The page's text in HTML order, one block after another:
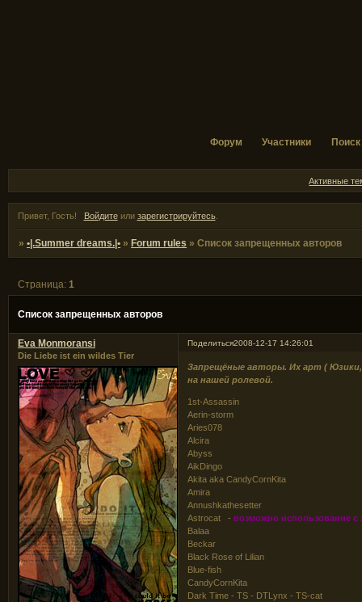
Форум Участники Поиск
Активные
Привет, Гость! Войдитеили зарегистрируйтесь.
»•|.Summer dreams.|• » Forum rules »Список запрещенных авторов
Список запрещенных авторов
Страница:1
Поделиться2008-12-17 14:26:01
Eva Monmoransi
Die Liebe ist ein wildes Tier
Запрещёные авторы. Их арт (
на нашей ролевой.
1st-Assassin
Aerin-storm
Aries078
Alcira
Abyss
AikDingo
Akita aka CandyCornKita
Amira
Annushkathesetter
Astrocat -возможно использование с
Balaa
Beckar
Black Rose of Lilian
Blue-fish
CandyCornKita
Dark Time - TS - DTLynx - TS-cat